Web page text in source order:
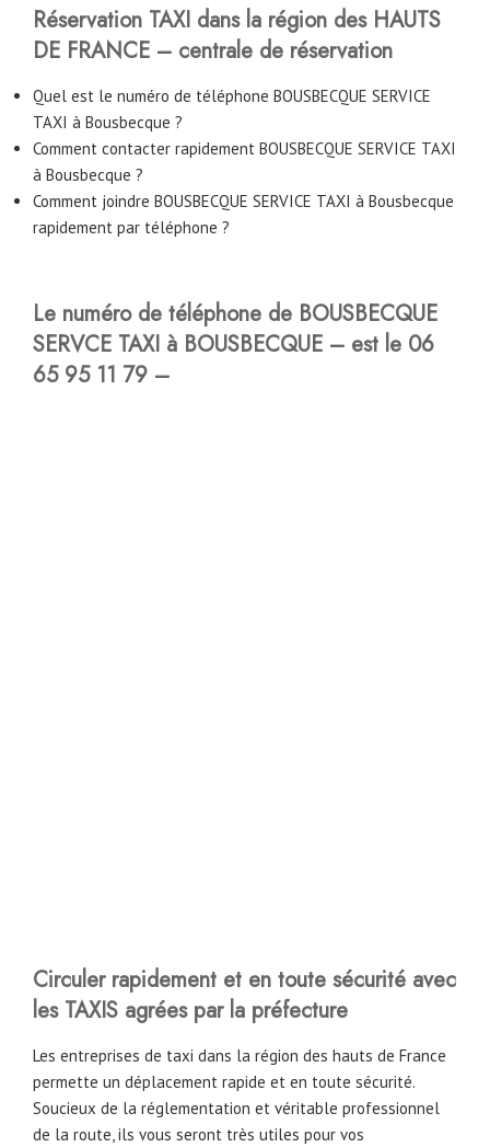
Réservation TAXI dans la région des HAUTS
DE FRANCE – centrale de réservation
Quel est le numéro de téléphone BOUSBECQUE SERVICE
TAXI à Bousbecque ?
Comment contacter rapidement BOUSBECQUE SERVICE TAXI
à Bousbecque ?
Comment joindre BOUSBECQUE SERVICE TAXI à Bousbecque
rapidement par téléphone ?
Le numéro de téléphone de BOUSBECQUE
SERVCE TAXI à BOUSBECQUE – est le 06
65 95 11 79 –
Circuler rapidement et en toute sécurité avec
les TAXIS agrées par la préfecture
Les entreprises de taxi dans la région des hauts de France
permette un déplacement rapide et en toute sécurité.
Soucieux de la réglementation et véritable professionnel
de la route, ils vous seront très utiles pour vos